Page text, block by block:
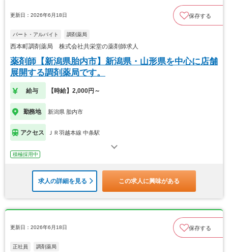
更新日：2026年6月18日 保存する
パート・アルバイト 調剤薬局
西本町調剤薬局 株式会社共栄堂の薬剤師求人
薬剤師【新潟県胎内市】新潟県・山形県を中心に店舗
展開する調剤薬局です。
給与 【時給】2,000円～
勤務地 新潟県 胎内市
アクセス ＪＲ羽越本線 中条駅
積極採用中
求人の詳細を見る この求人に興味がある
更新日：2026年6月18日 保存する
正社員 調剤薬局